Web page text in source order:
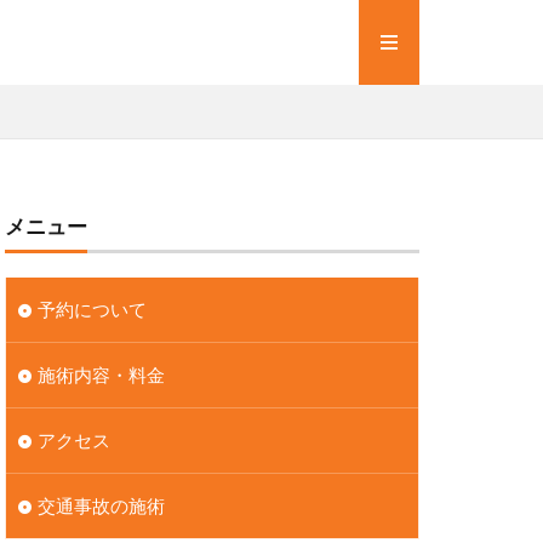
メニュー
予約について
施術内容・料金
アクセス
交通事故の施術